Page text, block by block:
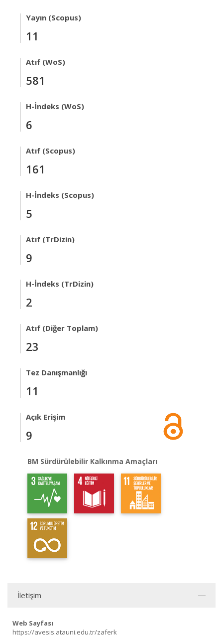
Yayın (Scopus)
11
Atıf (WoS)
581
H-İndeks (WoS)
6
Atıf (Scopus)
161
H-İndeks (Scopus)
5
Atıf (TrDizin)
9
H-İndeks (TrDizin)
2
Atıf (Diğer Toplam)
23
Tez Danışmanlığı
11
Açık Erişim
9
BM Sürdürülebilir Kalkınma Amaçları
İletişim
Web Sayfası
https://avesis.atauni.edu.tr/zaferk